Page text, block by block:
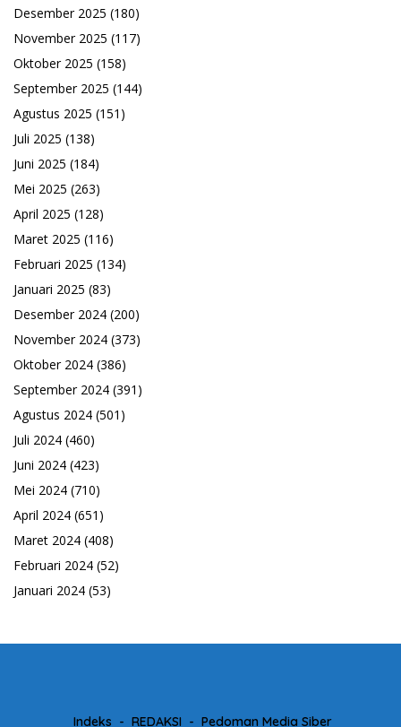
Desember 2025 (180)
November 2025 (117)
Oktober 2025 (158)
September 2025 (144)
Agustus 2025 (151)
Juli 2025 (138)
Juni 2025 (184)
Mei 2025 (263)
April 2025 (128)
Maret 2025 (116)
Februari 2025 (134)
Januari 2025 (83)
Desember 2024 (200)
November 2024 (373)
Oktober 2024 (386)
September 2024 (391)
Agustus 2024 (501)
Juli 2024 (460)
Juni 2024 (423)
Mei 2024 (710)
April 2024 (651)
Maret 2024 (408)
Februari 2024 (52)
Januari 2024 (53)
Indeks REDAKSI Pedoman Media Siber